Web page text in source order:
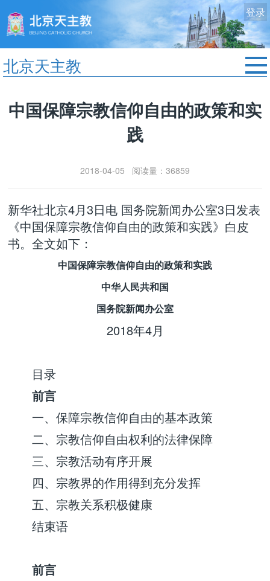
登录
北京天主教
教区动态
政策法规
时事新闻
中国保障宗教信仰自由的政策和实
践
2018-04-05 阅读量：36859
新华社北京4月3日电 国务院新闻办公室3日发表
《中国保障宗教信仰自由的政策和实践》白皮
书。全文如下：
中国保障宗教信仰自由的政策和实践
中华人民共和国
国务院新闻办公室
2018年4月
目录
前言
一、保障宗教信仰自由的基本政策
二、宗教信仰自由权利的法律保障
三、宗教活动有序开展
四、宗教界的作用得到充分发挥
五、宗教关系积极健康
结束语
前言